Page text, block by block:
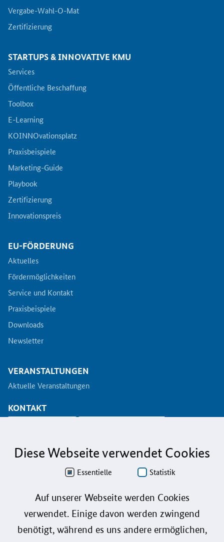
Vergabe-Wahl-O-Mat
Zertifizierung
STARTUPS & INNOVATIVE KMU
Services
Öffentliche Beschaffung
Toolbox
E-Learning
KOINNOvationsplatz
Praxisbeispiele
Marketing-Guide
Playbook
Zertifizierung
Innovationspreis
EU-FÖRDERUNG
Aktuelles
Fördermöglichkeiten
Service und Kontakt
Praxisbeispiele
Downloads
Newsletter
VERANSTALTUNGEN
Aktuelle Veranstaltungen
KONTAKT
Aus Gründen der besseren Lesbarkeit wird auf die gleichzeitige Verwendung der
Personenbezeichnungen gelten gleichermaßen für alle Geschlechter.
Datenschutz
Barrierefreiheit
Gebärdensprache
Diese Webseite verwendet Cookies
Essentielle Statistik
Auf unserer Webseite werden Cookies
verwendet. Einige davon werden zwingend
benötigt, während es uns andere ermöglichen,